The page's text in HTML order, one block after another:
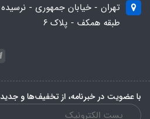
تهران - خیابان جمهوری -
طبقه همکف - پلاک ۶
با عضویت در خبرنامه، از تخفیف‌ها و